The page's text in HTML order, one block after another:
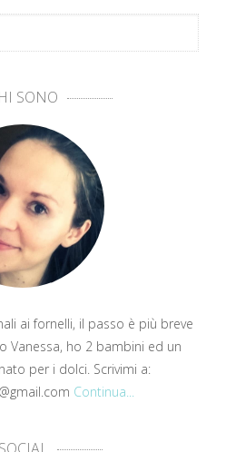
SONO
ai fornelli, il passo è più breve
Vanessa, ho 2 bambini ed un
per i dolci. Scrivimi a:
Continua...